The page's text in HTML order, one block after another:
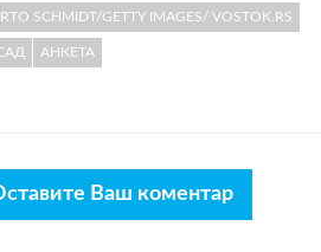
SCHMIDT/GETTY IMAGES/ VOSTOK.RS
АНКЕТА
Ваш коментар